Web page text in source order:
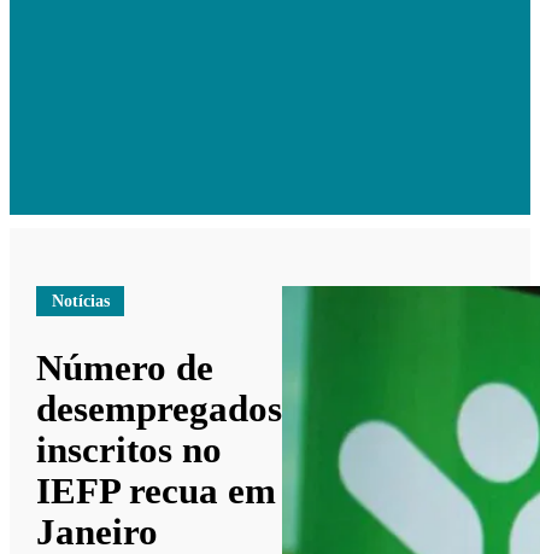
Notícias
Número de
desempregados
inscritos no
IEFP recua em
Janeiro